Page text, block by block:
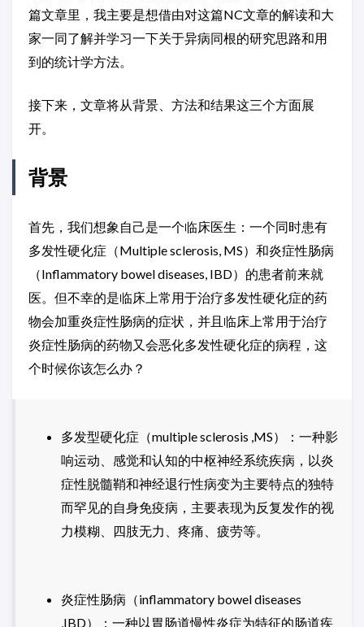
篇文章里，我主要是想借由对这篇NC文章的解读和大
家一同了解并学习一下关于异病同根的研究思路和用
到的统计学方法。
接下来，文章将从背景、方法和结果这三个方面展
开。
背景
首先，我们想象自己是一个临床医生：一个同时患有
多发性硬化症（Multiple sclerosis, MS）和炎症性肠病
（Inflammatory bowel diseases, IBD）的患者前来就
医。但不幸的是临床上常用于治疗多发性硬化症的药
物会加重炎症性肠病的症状，并且临床上常用于治疗
炎症性肠病的药物又会恶化多发性硬化症的病程，这
个时候你该怎么办？
多发型硬化症（multiple sclerosis ,MS）：一种影
响运动、感觉和认知的中枢神经系统疾病，以炎
症性脱髓鞘和神经退行性病变为主要特点的独特
而罕见的自身免疫病，主要表现为反复发作的视
力模糊、四肢无力、疼痛、疲劳等。
炎症性肠病（inflammatory bowel diseases
,IBD）：一种以胃肠道慢性炎症为特征的肠道疾